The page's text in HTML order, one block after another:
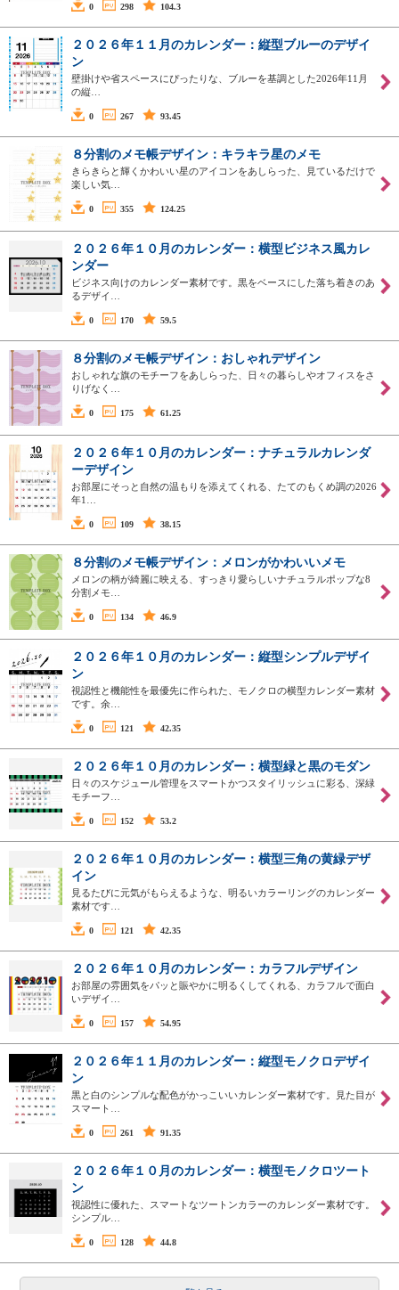
0 298 104.3
２０２６年１１月のカレンダー：縦型ブルーのデザイ
ン
壁掛けや省スペースにぴったりな、ブルーを基調とした2026年11月
の縦…
0 267 93.45
８分割のメモ帳デザイン：キラキラ星のメモ
きらきらと輝くかわいい星のアイコンをあしらった、見ているだけで
楽しい気…
0 355 124.25
２０２６年１０月のカレンダー：横型ビジネス風カレ
ンダー
ビジネス向けのカレンダー素材です。黒をベースにした落ち着きのあ
るデザイ…
0 170 59.5
８分割のメモ帳デザイン：おしゃれデザイン
おしゃれな旗のモチーフをあしらった、日々の暮らしやオフィスをさ
りげなく…
0 175 61.25
２０２６年１０月のカレンダー：ナチュラルカレンダ
ーデザイン
お部屋にそっと自然の温もりを添えてくれる、たてのもくめ調の2026
年1…
0 109 38.15
８分割のメモ帳デザイン：メロンがかわいいメモ
メロンの柄が綺麗に映える、すっきり愛らしいナチュラルポップな8
分割メモ…
0 134 46.9
２０２６年１０月のカレンダー：縦型シンプルデザイ
ン
視認性と機能性を最優先に作られた、モノクロの横型カレンダー素材
です。余…
0 121 42.35
２０２６年１０月のカレンダー：横型緑と黒のモダン
日々のスケジュール管理をスマートかつスタイリッシュに彩る、深緑
モチーフ…
0 152 53.2
２０２６年１０月のカレンダー：横型三角の黄緑デザ
イン
見るたびに元気がもらえるような、明るいカラーリングのカレンダー
素材です…
0 121 42.35
２０２６年１０月のカレンダー：カラフルデザイン
お部屋の雰囲気をパッと賑やかに明るくしてくれる、カラフルで面白
いデザイ…
0 157 54.95
２０２６年１１月のカレンダー：縦型モノクロデザイ
ン
黒と白のシンプルな配色がかっこいいカレンダー素材です。見た目が
スマート…
0 261 91.35
２０２６年１０月のカレンダー：横型モノクロツート
ン
視認性に優れた、スマートなツートンカラーのカレンダー素材です。
シンプル…
0 128 44.8